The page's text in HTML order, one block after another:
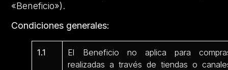
«Beneficio»).
Condiciones generales:
1.1
El Beneficio no aplica para
realizadas a través de tiendas o